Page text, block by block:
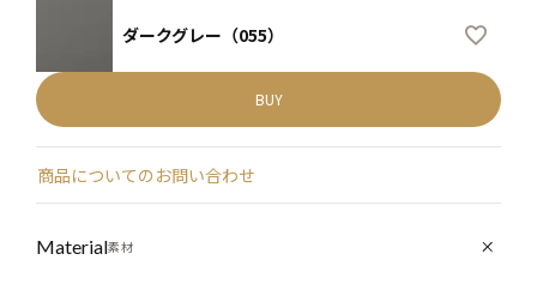
ダークグレー（055）
BUY
商品についてのお問い合わせ
Material素材